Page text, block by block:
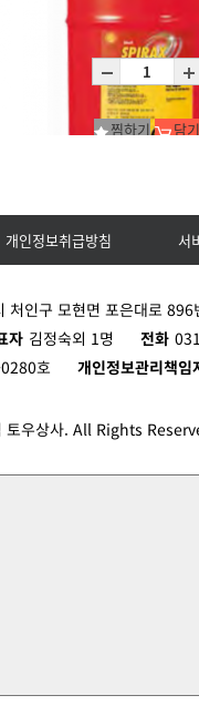
RAVENOL ATF PDK FLUID
Spirax S2 G 80W-90/P20L
P20L
찜하기 담기
개인정보취급방침 서
처인구 모현면 포은대로
자 김정숙외 1명 전화
호 개인정보관리책임
우상사. All Rights